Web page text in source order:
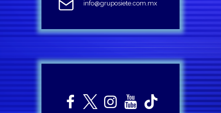
info@gruposiete.com.mx